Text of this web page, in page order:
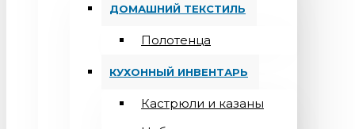
ДОМАШНИЙ ТЕКСТИЛЬ
Полотенца
КУХОННЫЙ ИНВЕНТАРЬ
Кастрюли и казаны